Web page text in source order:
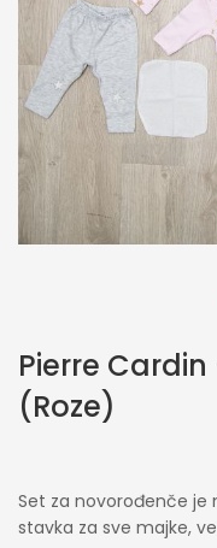
to
the
beginning
images
gallery
Pierre
(Roze)
Set za novorođenče je
stavka za sve majke,